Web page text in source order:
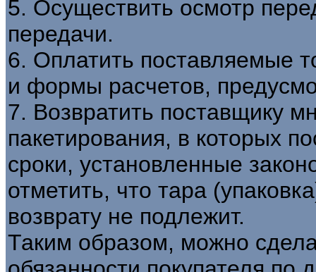
5. Осуществить осмотр
передачи.
6. Оплатить поставляемые
и формы расчетов,
7. Возвратить поставщику
пакетирования, в которых
сроки, установленные
отметить, что тара
возврату не подлежит.
Таким образом, можно